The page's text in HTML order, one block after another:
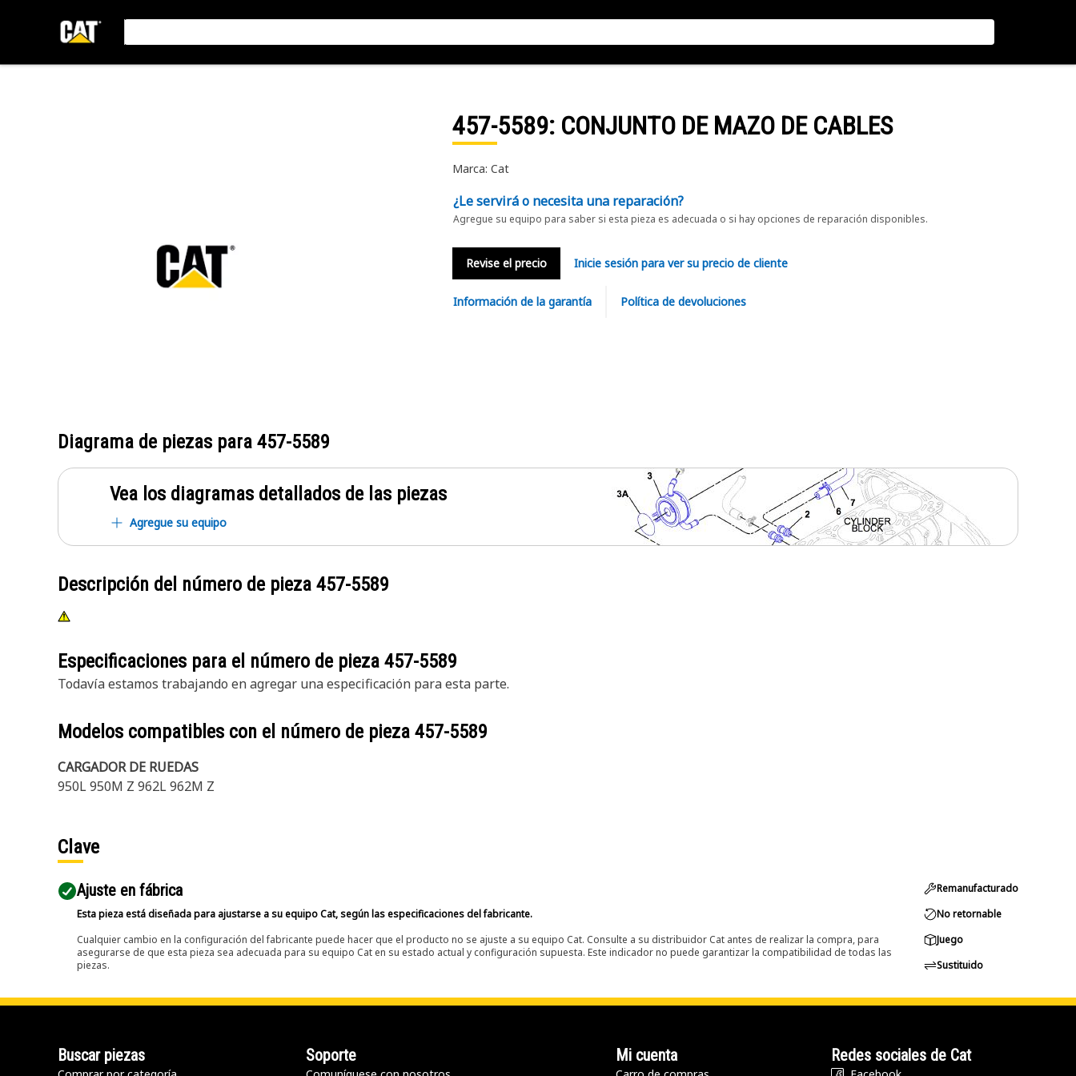
457-5589: CONJUNTO DE MAZO DE CABLES
Marca: Cat
¿Le servirá o necesita una reparación?
Agregue su equipo para saber si esta pieza es adecuada o si hay opciones de reparación disponibles.
Revise el precio Inicie sesión para ver su precio de cliente
Información de la garantía Política de devoluciones
Diagrama de piezas para 457-5589
Vea los diagramas detallados de las piezas
Agregue su equipo
Descripción del número de pieza 457-5589
Especificaciones para el número de pieza 457-5589
Todavía estamos trabajando en agregar una especificación para esta parte.
Modelos compatibles con el número de pieza 457-5589
CARGADOR DE RUEDAS
950L 950M Z 962L 962M Z
Clave
Ajuste en fábrica
Esta pieza está diseñada para ajustarse a su equipo Cat, según las especificaciones del fabricante.
Cualquier cambio en la configuración del fabricante puede hacer que el producto no se ajuste a su equipo Cat. Consulte a su distribuidor Cat antes de realizar la compra, para
asegurarse de que esta pieza sea adecuada para su equipo Cat en su estado actual y configuración supuesta. Este indicador no puede garantizar la compatibilidad de todas las
piezas.
Remanufacturado
No retornable
Juego
Sustituido
Buscar piezas Soporte Mi cuenta Redes sociales de Cat